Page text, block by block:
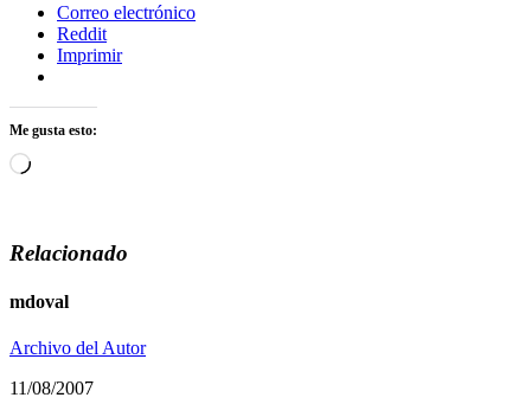
Correo electrónico
Reddit
Imprimir
Me gusta esto:
Cargando...
Relacionado
mdoval
Archivo del Autor
11/08/2007